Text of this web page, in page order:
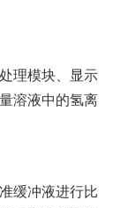
理模块、显示
溶液中的氢离
缓冲液进行比